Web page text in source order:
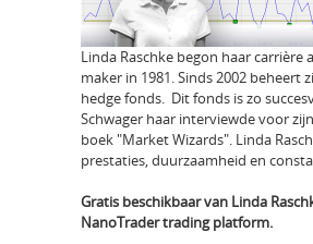
Linda Raschke begon haar carrière
maker in 1981. Sinds 2002 beheert
hedge fonds. Dit fonds is zo
Schwager haar interviewde voor
boek "Market Wizards". Linda
prestaties, duurzaamheid en
Gratis beschikbaar van Linda
NanoTrader trading platform.